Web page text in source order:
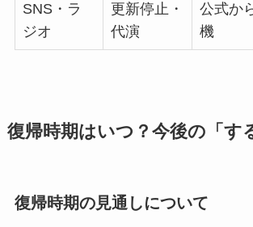
SNS・ラ
ジオ
更新停止・
代演
公式か
機
復帰時期はいつ？今後の「す
復帰時期の見通しについて